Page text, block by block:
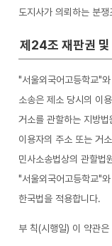
도지사가 의뢰하는 분
제24조 재판권 및
"서울외국어고등학교"
소송은 제소 당시의 이
거소를 관할하는 지방
이용자의 주소 또는 거
민사소송법상의 관할법
"서울외국어고등학교"
한국법을 적용합니다.
부 칙(시행일) 이 약관